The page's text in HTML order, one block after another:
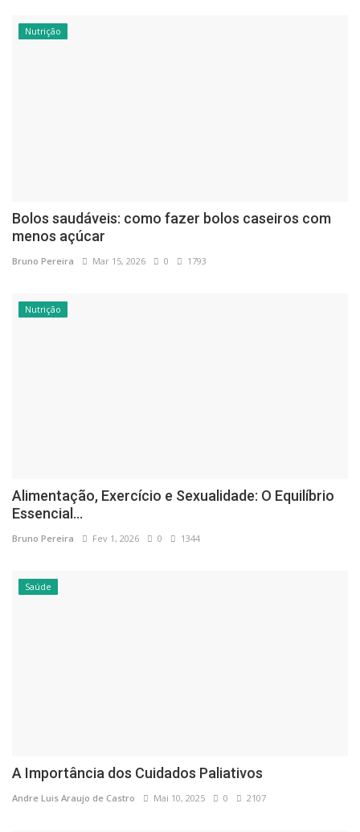
Nutrição
Bolos saudáveis: como fazer bolos caseiros com
menos açúcar
Bruno Pereira Mar 15, 2026 0 1793
Nutrição
Alimentação, Exercício e Sexualidade: O Equilíbrio
Essencial...
Bruno Pereira Fev 1, 2026 0 1344
Saúde
A Importância dos Cuidados Paliativos
Andre Luis Araujo de Castro Mai 10, 2025 0 2107